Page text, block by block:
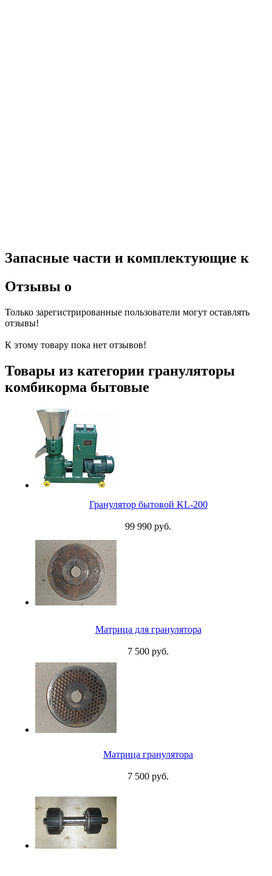
Запасные части и комплектующие к
Отзывы о
Только зарегистрированные пользователи могут оставлять
отзывы!
К этому товару пока нет отзывов!
Товары из категории грануляторы
комбикорма бытовые
Гранулятор бытовой KL-200
99 990 руб.
Матрица для гранулятора
7 500 руб.
Матрица гранулятора
7 500 руб.